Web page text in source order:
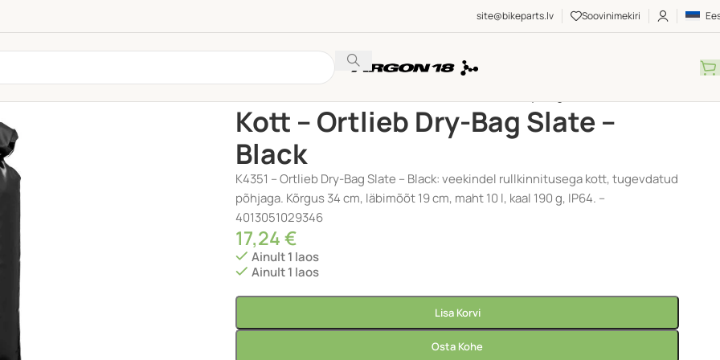
site@bikeparts.lv Soovinimekiri
Kott – Ortlieb Dry-Bag Slate –
Black
K4351 – Ortlieb Dry-Bag Slate – Black: veekindel rullkinnitusega kott, tugevdatud
põhjaga. Kõrgus 34 cm, läbimõõt 19 cm, maht 10 l, kaal 190 g, IP64. –
4013051029346
17,24€
Ainult 1 laos
Ainult 1 laos
Lisa Korvi
Osta Kohe